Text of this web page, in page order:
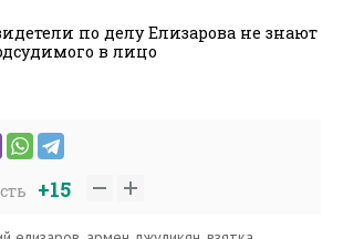
по делу Елизарова не знают
в лицо
+15